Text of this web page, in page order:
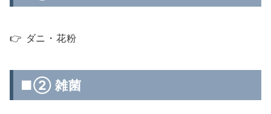
👉 ダニ・花粉
■② 雑菌